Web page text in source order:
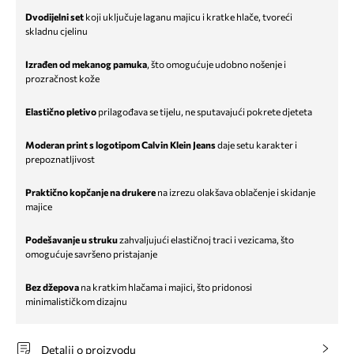
Dvodijelni set koji uključuje laganu majicu i kratke hlače, tvoreći
skladnu cjelinu
Izrađen od mekanog pamuka, što omogućuje udobno nošenje i
prozračnost kože
Elastično pletivo prilagođava se tijelu, ne sputavajući pokrete djeteta
Moderan print s logotipom Calvin Klein Jeansdaje setu karakter i
prepoznatljivost
Praktično kopčanje na drukere na izrezu olakšava oblačenje i skidanje
majice
Podešavanje u strukuzahvaljujući elastičnoj traci i vezicama, što
omogućuje savršeno pristajanje
Bez džepova na kratkim hlačama i majici, što pridonosi
minimalističkom dizajnu
Detalji o proizvodu